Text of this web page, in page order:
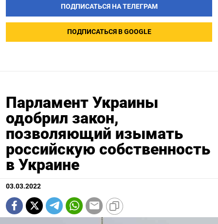
ПОДПИСАТЬСЯ НА ТЕЛЕГРАМ
ПОДПИСАТЬСЯ В GOOGLE
Парламент Украины
одобрил закон,
позволяющий изымать
российскую собственность
в Украине
03.03.2022